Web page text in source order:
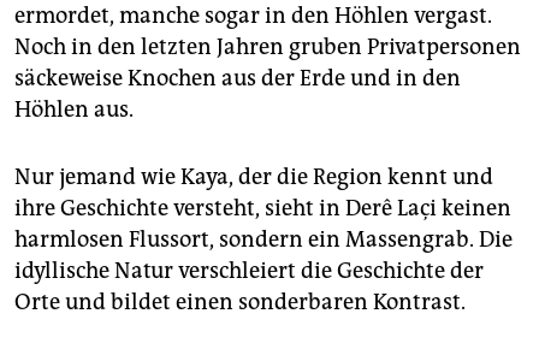
ermordet, manche sogar in den Höhlen vergast.
Noch in den letzten Jahren gruben Privatpersonen
säckeweise Knochen aus der Erde und in den
Höhlen aus.
Nur jemand wie Kaya, der die Region kennt und
ihre Geschichte versteht, sieht in Derê Laçi keinen
harmlosen Flussort, sondern ein Massengrab. Die
idyllische Natur verschleiert die Geschichte der
Orte und bildet einen sonderbaren Kontrast.